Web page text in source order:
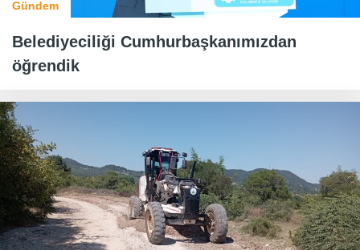
Gündem
Belediyeciliği Cumhurbaşkanımızdan
öğrendik